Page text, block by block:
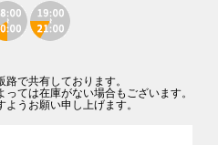
で共有しております。
ては在庫がない場合もございます。
うお願い申し上げます。